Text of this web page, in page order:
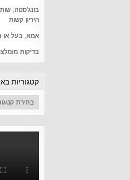
בונג'סטה,
היריון קשות
אמא, בעל או
בדיקות
קטגוריות